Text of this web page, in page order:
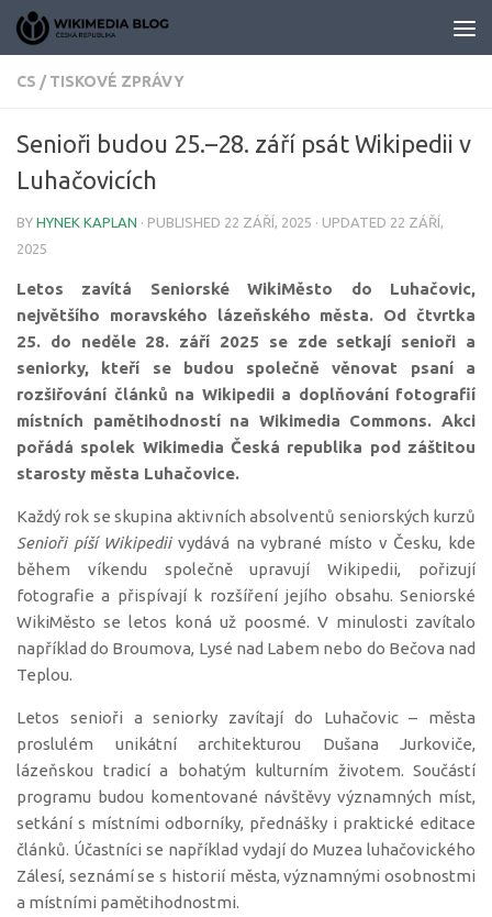
Skip to content
CS / TISKOVÉ ZPRÁVY
Senioři budou 25.–⁠28. září psát Wikipedii v
Luhačovicích
BY HYNEK KAPLAN · PUBLISHED 22 ZÁŘÍ, 2025 · UPDATED 22 ZÁŘÍ,
2025
Letos zavítá Seniorské WikiMěsto do Luhačovic,
největšího moravského lázeňského města. Od čtvrtka
25. do neděle 28. září 2025 se zde setkají senioři a
seniorky, kteří se budou společně věnovat psaní a
rozšiřování článků na Wikipedii a doplňování fotografií
místních pamětihodností na Wikimedia Commons. Akci
pořádá spolek Wikimedia Česká republika pod záštitou
starosty města Luhačovice.
Každý rok se skupina aktivních absolventů seniorských kurzů
Senioři píší Wikipediivydává na vybrané místo v Česku, kde
během víkendu společně upravují Wikipedii, pořizují
fotografie a přispívají k rozšíření jejího obsahu. Seniorské
WikiMěsto se letos koná už poosmé. V minulosti zavítalo
například do Broumova, Lysé nad Labem nebo do Bečova nad
Teplou.
Letos senioři a seniorky zavítají do Luhačovic – města
proslulém unikátní architekturou Dušana Jurkoviče,
lázeňskou tradicí a bohatým kulturním životem. Součástí
programu budou komentované návštěvy významných míst,
setkání s místními odborníky, přednášky i praktické editace
článků. Účastníci se například vydají do Muzea luhačovického
Zálesí, seznámí se s historií města, významnými osobnostmi
a místními pamětihodnostmi.